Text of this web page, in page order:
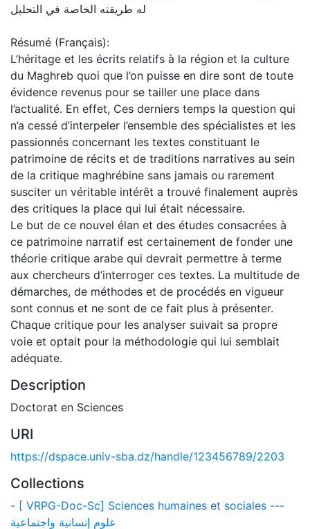
له طريقته الخاصة في التحليل
Résumé (Français):
L’héritage et les écrits relatifs à la région et la culture
du Maghreb quoi que l’on puisse en dire sont de toute
évidence revenus pour se tailler une place dans
l’actualité. En effet, Ces derniers temps la question qui
n’a cessé d’interpeler l’ensemble des spécialistes et les
passionnés concernant les textes constituant le
patrimoine de récits et de traditions narratives au sein
de la critique maghrébine sans jamais ou rarement
susciter un véritable intérêt a trouvé finalement auprès
des critiques la place qui lui était nécessaire.
Le but de ce nouvel élan et des études consacrées à
ce patrimoine narratif est certainement de fonder une
théorie critique arabe qui devrait permettre à terme
aux chercheurs d’interroger ces textes. La multitude de
démarches, de méthodes et de procédés en vigueur
sont connus et ne sont de ce fait plus à présenter.
Chaque critique pour les analyser suivait sa propre
voie et optait pour la méthodologie qui lui semblait
adéquate.
Description
Doctorat en Sciences
URI
https://dspace.univ-sba.dz/handle/123456789/2203
Collections
- [ VRPG-Doc-Sc] Sciences humaines et sociales ---
علوم إنسانية واجتماعية